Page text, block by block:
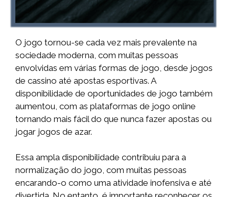
O jogo tornou-se cada vez mais prevalente na
sociedade moderna, com muitas pessoas
envolvidas em várias formas de jogo, desde jogos
de cassino até apostas esportivas. A
disponibilidade de oportunidades de jogo também
aumentou, com as plataformas de jogo online
tornando mais fácil do que nunca fazer apostas ou
jogar jogos de azar.
Essa ampla disponibilidade contribuiu para a
normalização do jogo, com muitas pessoas
encarando-o como uma atividade inofensiva e até